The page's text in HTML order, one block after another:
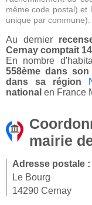
même code postal) et
unique par commune).
Au dernier
Cernay comptait
En nombre
558ème dans son
dans sa région
national en France
mairie
Adresse postale :
Le Bourg
14290 Cernay